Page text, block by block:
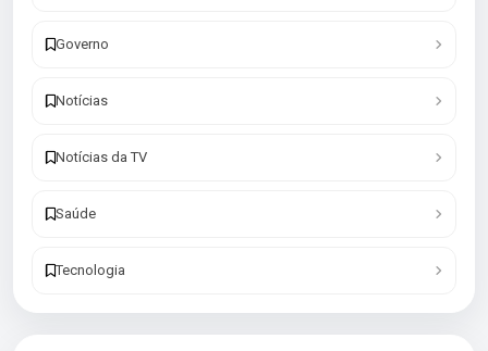
Governo
Notícias
Notícias da TV
Saúde
Tecnologia